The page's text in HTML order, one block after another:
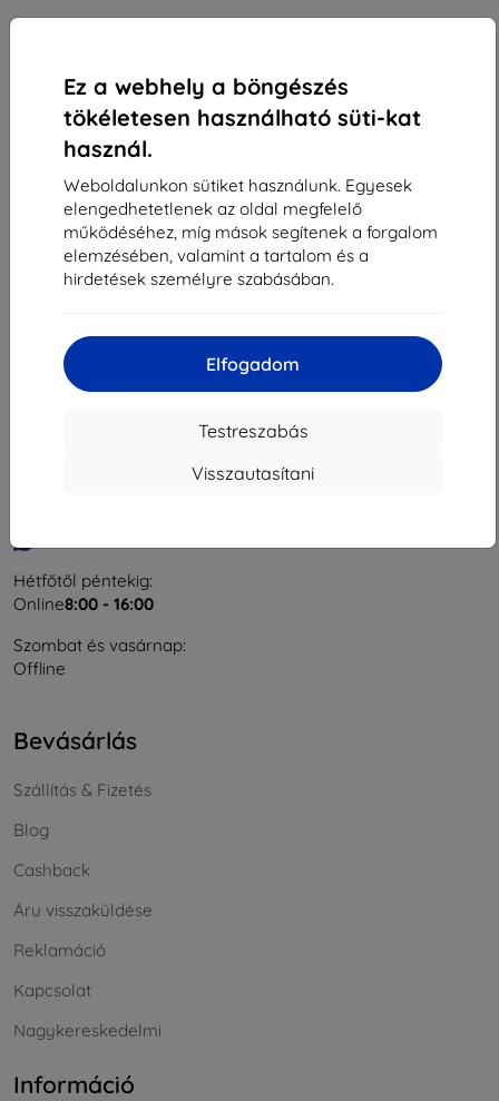
Ez a webhely a böngészés
tökéletesen használható süti-kat
használ.
Weboldalunkon sütiket használunk. Egyesek
elengedhetetlenek az oldal megfelelő
működéséhez, míg mások segítenek a forgalom
elemzésében, valamint a tartalom és a
hirdetések személyre szabásában.
Elfogadom
Testreszabás
Visszautasítani
Shield-Sk s.r.o.
Rudolf Mocka utca 3750/2A
Cégjegyzékszám:
ÁFA-azonosító:
SK2023549671
Hétfőtől péntekig:
Online8:00 - 16:00
Szombat és vasárnap:
Offline
Bevásárlás
Szállítás & Fizetés
Blog
Cashback
Áru visszaküldése
Reklamáció
Kapcsolat
Nagykereskedelmi
Információ